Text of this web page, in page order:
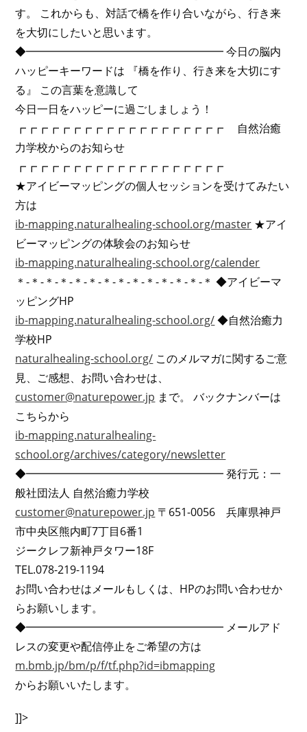
す。 これからも、対話で橋を作り合いながら、行き来
を大切にしたいと思います。
◆━━━━━━━━━━━━━━━━━━ 今日の脳内
ハッピーキーワードは 『橋を作り、行き来を大切にす
る』 この言葉を意識して
今日一日をハッピーに過ごしましょう！
┏┏┏┏┏┏┏┏┏┏┏┏┏┏┏┏┏┏┏ 自然治癒
力学校からのお知らせ
┏┏┏┏┏┏┏┏┏┏┏┏┏┏┏┏┏┏┏
★アイビーマッピングの個人セッションを受けてみたい
方は
ib-mapping.naturalhealing-school.org/master ★アイ
ビーマッピングの体験会のお知らせ
ib-mapping.naturalhealing-school.org/calender
＊-＊-＊-＊-＊-＊-＊-＊-＊-＊-＊-＊-＊-＊ ◆アイビーマ
ッピングHP
ib-mapping.naturalhealing-school.org/◆自然治癒力
学校HP
naturalhealing-school.org/ このメルマガに関するご意
見、ご感想、お問い合わせは、
customer@naturepower.jp まで。 バックナンバーは
こちらから
ib-mapping.naturalhealing-
school.org/archives/category/newsletter
◆━━━━━━━━━━━━━━━━━━ 発行元：一
般社団法人 自然治癒力学校
customer@naturepower.jp 〒651-0056 兵庫県神戸
市中央区熊内町7丁目6番1
ジークレフ新神戸タワー18F
TEL.078-219-1194
お問い合わせはメールもしくは、HPのお問い合わせか
らお願いします。
◆━━━━━━━━━━━━━━━━━━ メールアド
レスの変更や配信停止をご希望の方は
m.bmb.jp/bm/p/f/tf.php?id=ibmapping
からお願いいたします。
]]>